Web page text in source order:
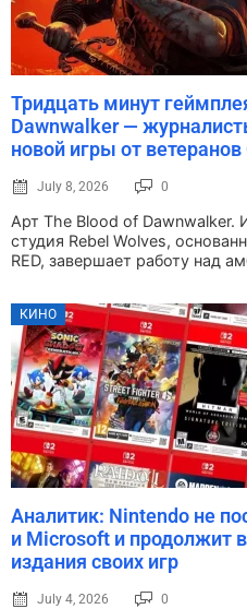
Тридцать минут
Dawnwalker —
новой игры от ветеранов
July 8, 2026 0
Арт The Blood of Dawnwalker.
студия Rebel Wolves,
RED, завершает работу над
КИНО
Аналитик: Nintendo не
и Microsoft и продолжит
издания своих игр
July 4, 2026 0